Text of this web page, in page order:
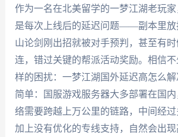
作为一名在北美留学的一梦江湖老玩
是每次上线后的延迟问题——副本里放
山论剑刚出招就被对手预判，甚至有
连，错过关键的帮派活动奖励。相信不
样的困扰：一梦江湖国外延迟高怎么
简单：国服游戏服务器大多部署在国
络需要跨越上万公里的链路，中间经过
加上没有优化的专线支持，自然会出现